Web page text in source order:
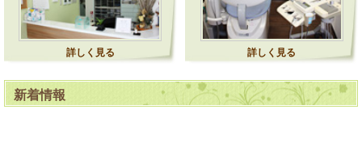
詳しく見る 詳しく見る
新着情報